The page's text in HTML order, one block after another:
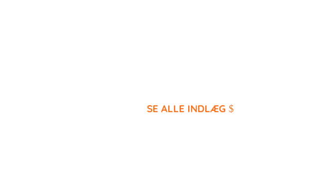
SE ALLE INDLÆG